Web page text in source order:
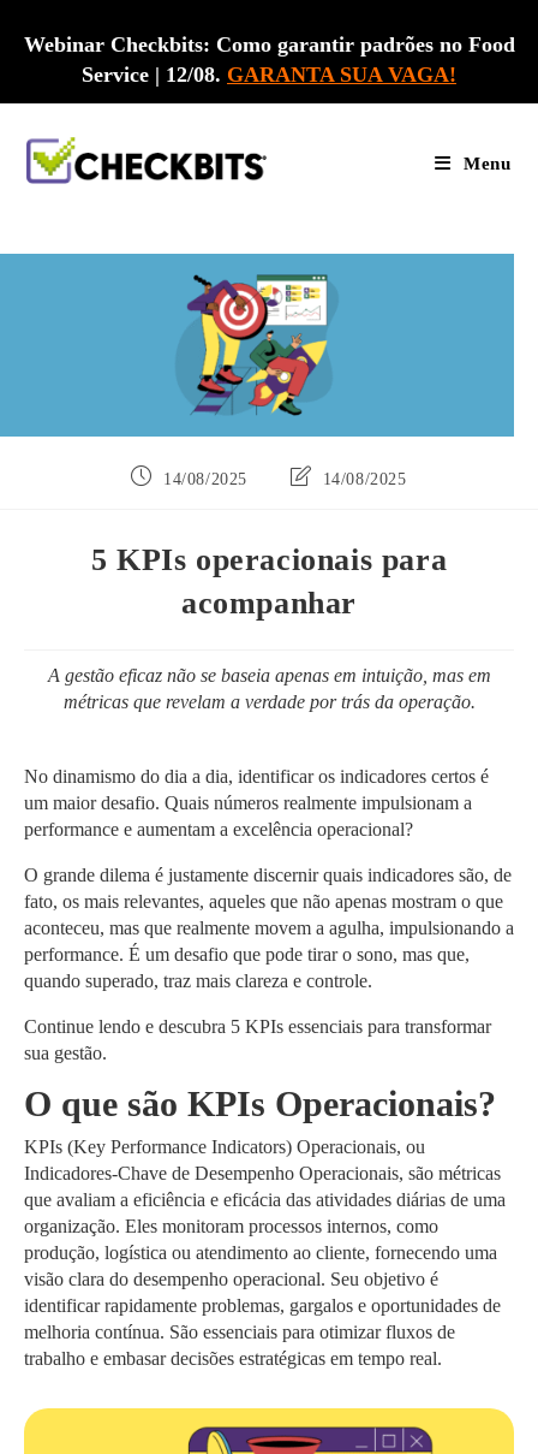
paraWebinar Checkbits: Como garantir padrões no Food
Service | 12/08. GARANTA SUA VAGA!
Menu
Post
14/08/2025
Última14/08/2025
5 KPIs operacionais para
acompanhar
A gestão eficaz não se baseia apenas em intuição, mas em
métricas que revelam a verdade por trás da operação.
No dinamismo do dia a dia, identificar os indicadores certos é
um maior desafio. Quais números realmente impulsionam a
performance e aumentam a excelência operacional?
O grande dilema é justamente discernir quais indicadores são, de
fato, os mais relevantes, aqueles que não apenas mostram o que
aconteceu, mas que realmente movem a agulha, impulsionando a
performance. É um desafio que pode tirar o sono, mas que,
quando superado, traz mais clareza e controle.
Continue lendo e descubra 5 KPIs essenciais para transformar
sua gestão.
O que são KPIs Operacionais?
KPIs (Key Performance Indicators) Operacionais, ou
Indicadores-Chave de Desempenho Operacionais, são métricas
que avaliam a eficiência e eficácia das atividades diárias de uma
organização. Eles monitoram processos internos, como
produção, logística ou atendimento ao cliente, fornecendo uma
visão clara do desempenho operacional. Seu objetivo é
identificar rapidamente problemas, gargalos e oportunidades de
melhoria contínua. São essenciais para otimizar fluxos de
trabalho e embasar decisões estratégicas em tempo real.